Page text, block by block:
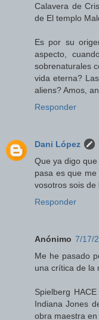
Calavera de
de El templo
Es por su
aspecto,
sobrenaturales
vida eterna?
aliens? Amos,
Responder
Dani López
Que ya digo
pasa es que
vosotros sois de
Responder
Anónimo 7/17/
Me he pasado
una crítica de la
Spielberg
Indiana Jones
obra maestra en